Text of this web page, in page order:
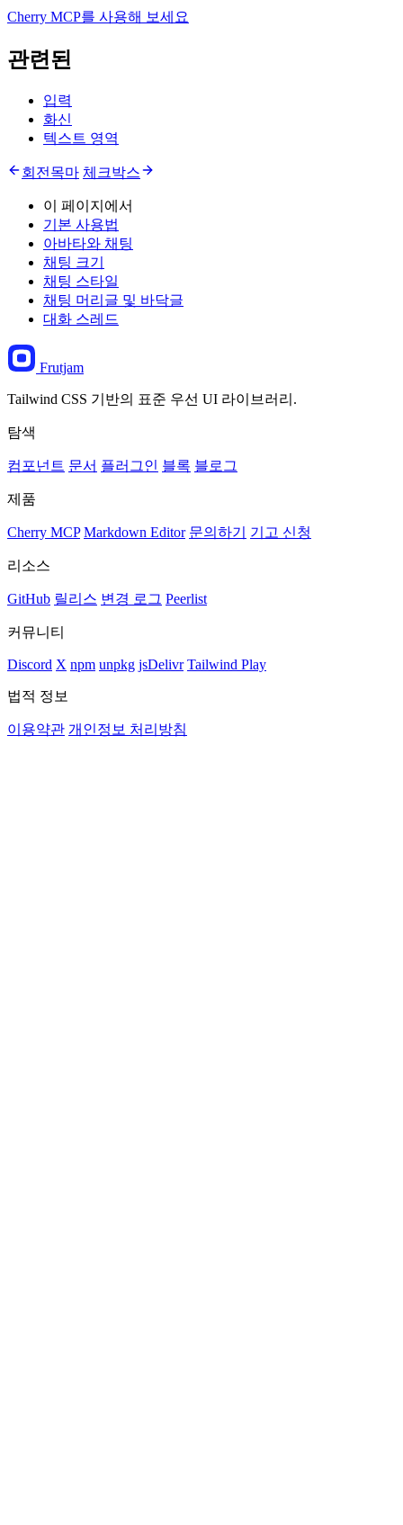
Cherry MCP를 사용해 보세요
관련된
입력
화신
텍스트 영역
회전목마 체크박스
이 페이지에서
기본 사용법
아바타와 채팅
채팅 크기
채팅 스타일
채팅 머리글 및 바닥글
대화 스레드
Frutjam
Tailwind CSS 기반의 표준 우선 UI 라이브러리.
탐색
컴포넌트 문서 플러그인 블록 블로그
제품
Cherry MCP Markdown Editor 문의하기 기고 신청
리소스
GitHub 릴리스 변경 로그 Peerlist
커뮤니티
Discord X npm unpkg jsDelivr Tailwind Play
법적 정보
이용약관 개인정보 처리방침